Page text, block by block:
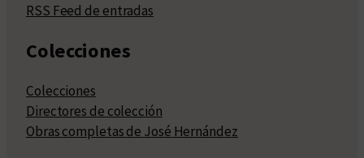
RSS Feed de entradas
Colecciones
Colecciones
Directores de colección
Obras completas de José Hernández